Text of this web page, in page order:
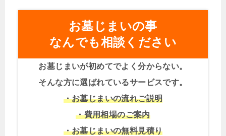
お墓じまいの事
なんでも相談ください
お墓じまいが初めてでよく分からない。
そんな方に選ばれているサービスです。
・お墓じまいの流れご説明
・費用相場のご案内
・お墓じまいの無料見積り